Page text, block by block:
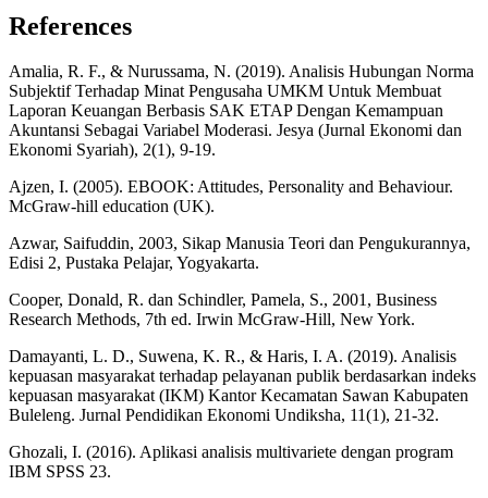
References
Amalia, R. F., & Nurussama, N. (2019). Analisis Hubungan Norma
Subjektif Terhadap Minat Pengusaha UMKM Untuk Membuat
Laporan Keuangan Berbasis SAK ETAP Dengan Kemampuan
Akuntansi Sebagai Variabel Moderasi. Jesya (Jurnal Ekonomi dan
Ekonomi Syariah), 2(1), 9-19.
Ajzen, I. (2005). EBOOK: Attitudes, Personality and Behaviour.
McGraw-hill education (UK).
Azwar, Saifuddin, 2003, Sikap Manusia Teori dan Pengukurannya,
Edisi 2, Pustaka Pelajar, Yogyakarta.
Cooper, Donald, R. dan Schindler, Pamela, S., 2001, Business
Research Methods, 7th ed. Irwin McGraw-Hill, New York.
Damayanti, L. D., Suwena, K. R., & Haris, I. A. (2019). Analisis
kepuasan masyarakat terhadap pelayanan publik berdasarkan indeks
kepuasan masyarakat (IKM) Kantor Kecamatan Sawan Kabupaten
Buleleng. Jurnal Pendidikan Ekonomi Undiksha, 11(1), 21-32.
Ghozali, I. (2016). Aplikasi analisis multivariete dengan program
IBM SPSS 23.